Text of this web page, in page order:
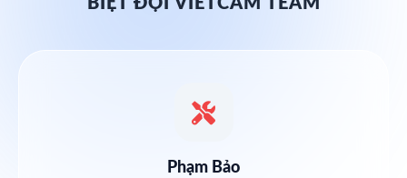
BIỆT ĐỘI VIETCAM TEAM
Phạm Bảo